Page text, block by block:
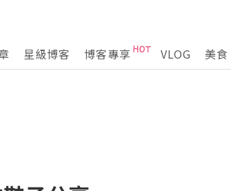
星級博客 博客專享 VLOG 美食